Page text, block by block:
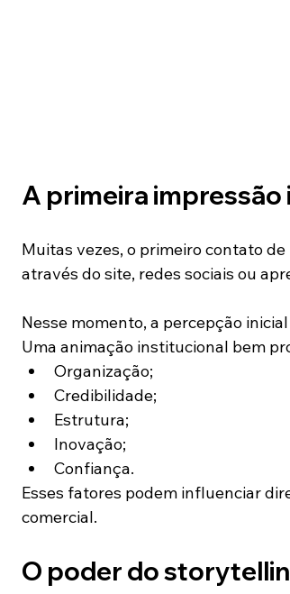
A primeira
Muitas vezes, o primeiro contato
através do site, redes sociais ou
Nesse momento, a percepção
Uma animação institucional bem
Organização;
Credibilidade;
Estrutura;
Inovação;
Confiança.
Esses fatores podem influenciar
comercial.
O poder do